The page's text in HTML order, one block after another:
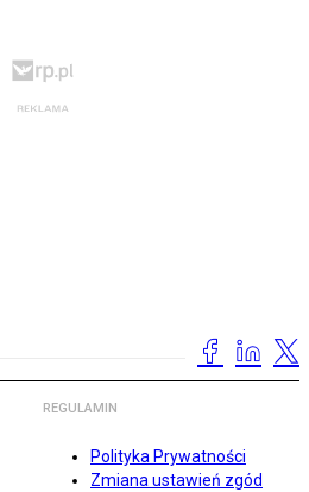
REGULAMIN
Polityka Prywatności
Zmiana ustawień zgód